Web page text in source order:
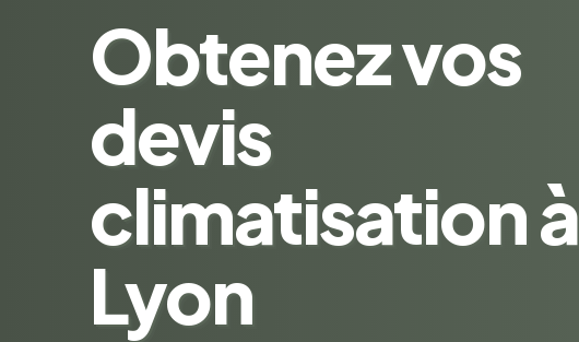
Obtenez vos
devis
climatisation à
Lyon